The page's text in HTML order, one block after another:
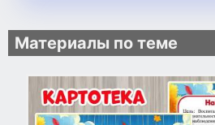
Материалы по теме